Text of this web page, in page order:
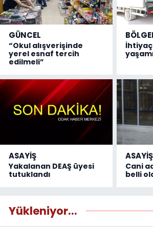
GÜNCEL
“Okul alışverişinde
yerel esnaf tercih
edilmeli”
ASAYİŞ
Yakalanan DEAŞ üyesi
tutuklandı
ASAYİŞ
Cani
belli
Yükleniyor...